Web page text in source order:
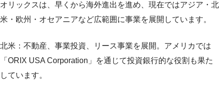
オリックスは、早くから海外進出を進め、現在ではアジア・北
米・欧州・オセアニアなど広範囲に事業を展開しています。
北米：不動産、事業投資、リース事業を展開。アメリカでは
「ORIX USA Corporation」を通じて投資銀行的な役割も果た
しています。